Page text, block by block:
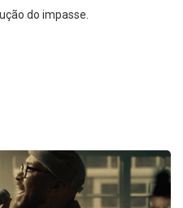
do impasse.